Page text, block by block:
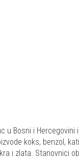
u Bosni i Hercegovini
koks, benzol,
i zlata. Stanovnici